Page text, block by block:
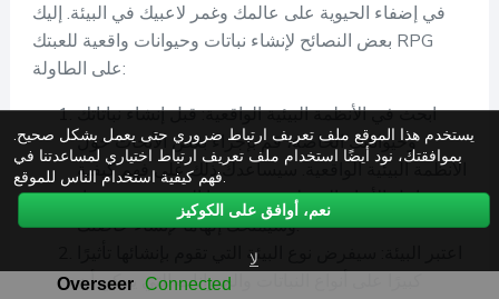
في إضفاء الحيوية على عالمك وغمر لاعبيك في البيئة. إليك
بعض النصائح لإنشاء نباتات وحيوانات واقعية للعبتك RPG
على الطاولة:
ابحث في الأنظمة البيئية الواقعية: قبل إنشاء نباتاتك
وحيواناتك الخاصة، قم بإجراء بعض الأبحاث حول
الأنظمة البيئية الواقعية. سيساعدك ذلك على فهم كيفية
تفاعل الأنواع المختلفة مع بعضها البعض ومع بيئتها،
وسيمنحك إلهامًا لإنشاء خاصتك.
اعتبر البيئة: سيفرض نوع البيئة التي تقوم بإنشائها تأثيرًا
كبيرًا على أنواع النباتات والحيوانات التي يمكن أن
يستخدم هذا الموقع ملف تعريف ارتباط ضروري حتى يعمل بشكل صحيح.
بموافقتك، نود أيضًا استخدام ملف تعريف ارتباط اختياري لمساعدتنا في
فهم كيفية استخدام الناس للموقع.
نعم، أوافق على الكوكيز
لا